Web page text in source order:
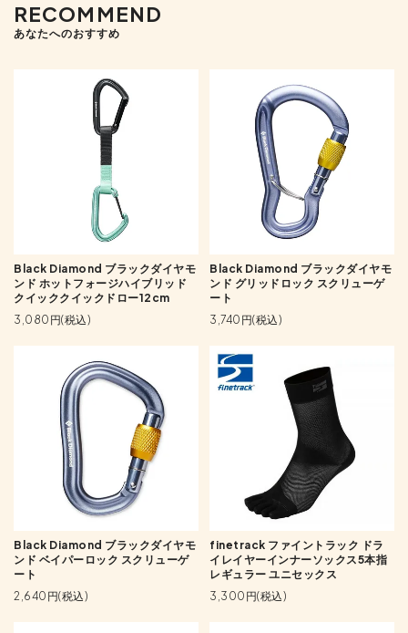
RECOMMEND
あなたへのおすすめ
Black Diamond ブラックダイヤモ
ンド ホットフォージハイブリッド
クイッククイックドロー12cm
3,080円(税込)
Black Diamond ブラックダイヤモ
ンド グリッドロック スクリューゲ
ート
3,740円(税込)
Black Diamond ブラックダイヤモ
ンド ベイパーロック スクリューゲ
ート
2,640円(税込)
finetrack ファイントラック ドラ
イレイヤーインナーソックス5本指
レギュラー ユニセックス
3,300円(税込)